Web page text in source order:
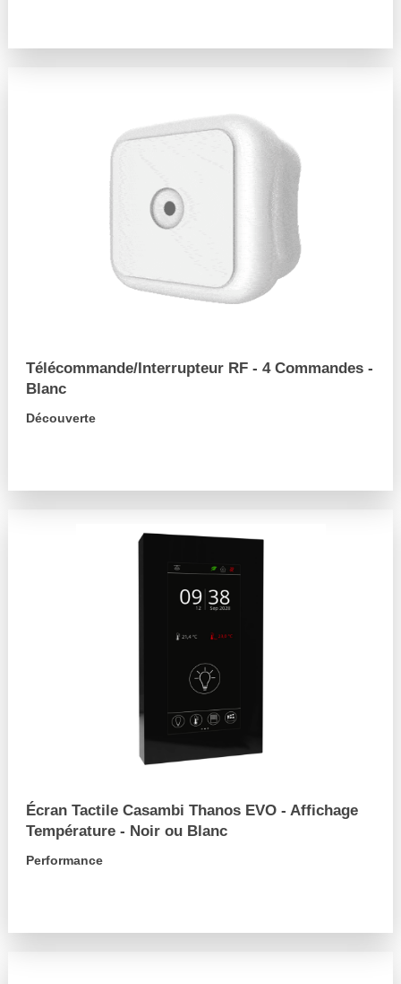
Télécommande/Interrupteur RF - 4 Commandes -
Blanc
Découverte
Écran Tactile Casambi Thanos EVO - Affichage
Température - Noir ou Blanc
Performance